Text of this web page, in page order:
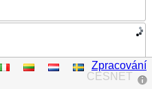
CESNET
Zpracování